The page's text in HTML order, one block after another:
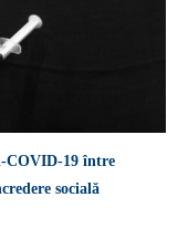
COVID-19 între
socială